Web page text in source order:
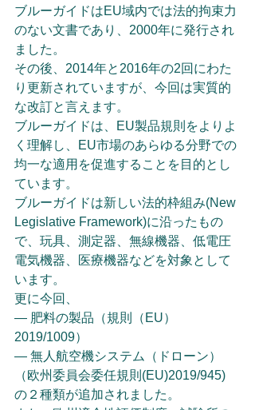
ブルーガイドはEU域内では法的拘束力
のない文書であり、2000年に発行され
ました。
その後、2014年と2016年の2回にわた
り更新されていますが、今回は実質的
な改訂と言えます。
ブルーガイドは、EU製品規則をよりよ
く理解し、EU市場のあらゆる分野での
均一な適用を促進することを目的とし
ています。
ブルーガイドは新しい法的枠組み(New
Legislative Framework)に沿ったもの
で、玩具、測定器、無線機器、低電圧
電気機器、医療機器などを対象として
います。
更に今回、
— 肥料の製品（規則（EU）
2019/1009）
— 無人航空機システム（ドローン）
（欧州委員会委任規則(EU)2019/945)
の２種類が追加されました。